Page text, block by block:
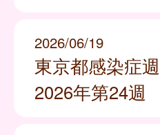
2026/06/19
東京都感染症
2026年第24週